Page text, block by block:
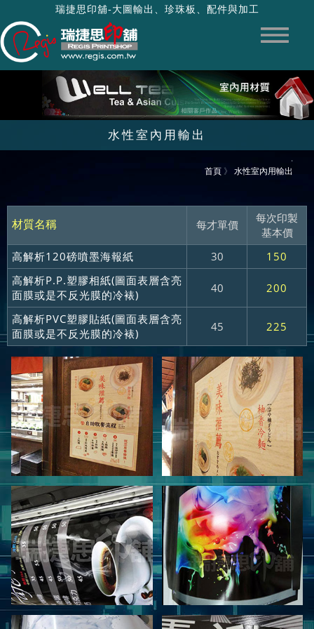
瑞捷思印舖-大圖輸出、珍珠板、配件與加工
水性室內用輸出
‧
首頁 》 水性室內用輸出
材質名稱 每才單價
每次印製
基本價
高解析120磅噴墨海報紙
30
150
高解析P.P.塑膠相紙(圖面表層含亮
面膜或是不反光膜的冷裱)
40 200
高解析PVC塑膠貼紙(圖面表層含亮
面膜或是不反光膜的冷裱)
45 225